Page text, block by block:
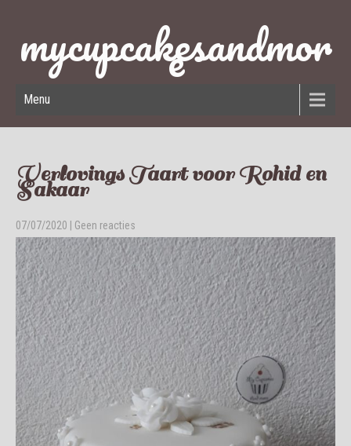
mycupcakesandmor
e
Menu
Verlovings Taart voor Rohid en
Sakaar
07/07/2020 Geen reacties